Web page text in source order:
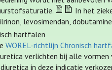
In het
levosimendan,
hartfalen
WOREL-richtlijn Chronisch
verlichten bij alle
in deze indicatie